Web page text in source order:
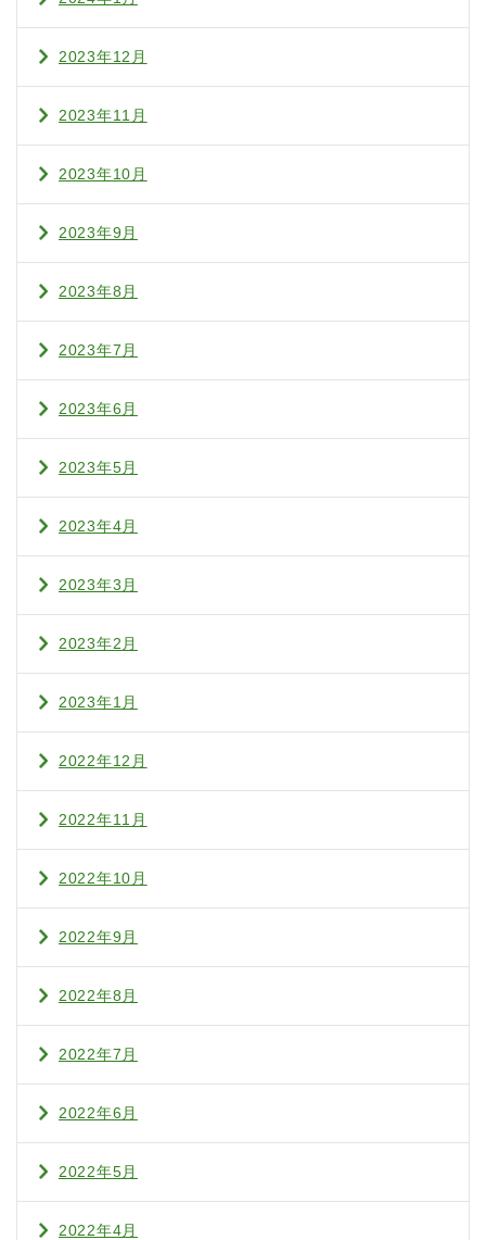
2023年12月
2023年11月
2023年10月
2023年9月
2023年8月
2023年7月
2023年6月
2023年5月
2023年4月
2023年3月
2023年2月
2023年1月
2022年12月
2022年11月
2022年10月
2022年9月
2022年8月
2022年7月
2022年6月
2022年5月
2022年4月